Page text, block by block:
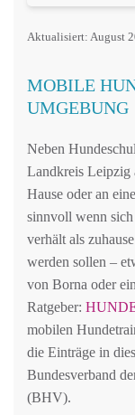
Aktualisiert: August
MOBILE
UMGEBUNG
Neben
Landkreis Leipzig
Hause oder an
sinnvoll wenn
verhält als
werden sollen –
von Borna oder
Ratgeber:
mobilen
die Einträge in
Bundesverband
(BHV).